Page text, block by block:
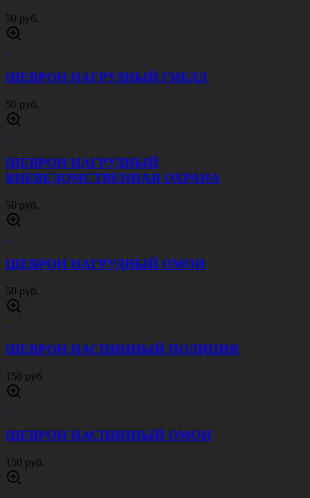
50 руб.
ШЕВРОН НАГРУДНЫЙ ГИБДД
50 руб.
ШЕВРОН НАГРУДНЫЙ
ВНЕВЕДОМСТВЕННАЯ ОХРАНА
50 руб.
ШЕВРОН НАГРУДНЫЙ ОМОН
50 руб.
ШЕВРОН НАСПИННЫЙ ПОЛИЦИЯ
150 руб.
ШЕВРОН НАСПИННЫЙ ОМОН
150 руб.